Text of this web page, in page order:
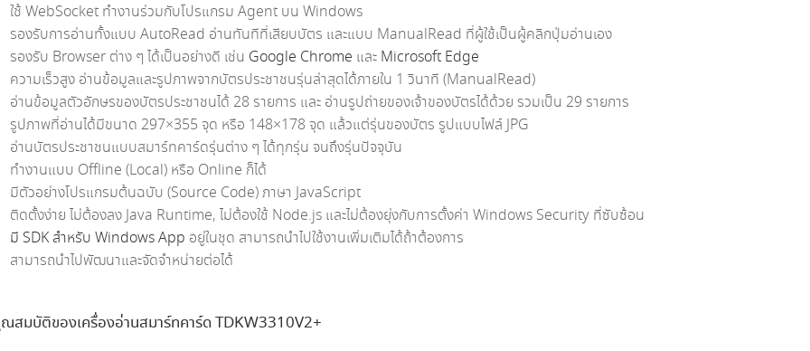
ใช้ WebSocket ทำงานร่วมกับโปรแกรม Agent บน Windows
รองรับการอ่านทั้งแบบ AutoRead อ่านทันทีที่เสียบบัตร และแบบ ManualRead ที่ผู้ใช้เป็นผู้คลิกปุ่มอ่านเอง
รองรับ Browser ต่าง ๆ ได้เป็นอย่างดี เช่น Google Chrome และ Microsoft Edge
ความเร็วสูง อ่านข้อมูลและรูปภาพจากบัตรประชาชนรุ่นล่าสุดได้ภายใน 1 วินาที (ManualRead)
อ่านข้อมูลตัวอักษรของบัตรประชาชนได้ 28 รายการ และ อ่านรูปถ่ายของเจ้าของบัตรได้ด้วย รวมเป็น 29 รายการ
รูปภาพที่อ่านได้มีขนาด 297×355 จุด หรือ 148×178 จุด แล้วแต่รุ่นของบัตร รูปแบบไฟล์ JPG
อ่านบัตรประชาชนแบบสมาร์ทคาร์ดรุ่นต่าง ๆ ได้ทุกรุ่น จนถึงรุ่นปัจจุบัน
ทำงานแบบ Offline (Local) หรือ Online ก็ได้
มีตัวอย่างโปรแกรมต้นฉบับ (Source Code) ภาษา JavaScript
ติดตั้งง่าย ไม่ต้องลง Java Runtime, ไม่ต้องใช้ Node.js และไม่ต้องยุ่งกับการตั้งค่า Windows Security ที่ซับซ้อน
มี SDK สำหรับ Windows App อยู่ในชุด สามารถนำไปใช้งานเพิ่มเติมได้ถ้าต้องการ
สามารถนำไปพัฒนาและจัดจำหน่ายต่อได้
สมบัติของเครื่องอ่านสมาร์ทคาร์ด TDKW3310V2+